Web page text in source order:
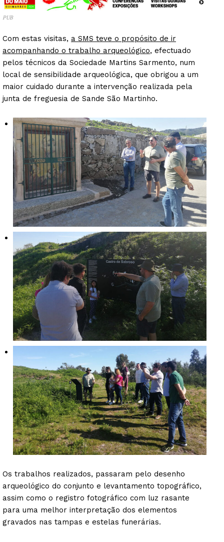
PUB
Com estas visitas, a SMS teve o propósito de ir
acompanhando o trabalho arqueológico, efectuado
pelos técnicos da Sociedade Martins Sarmento, num
local de sensibilidade arqueológica, que obrigou a um
maior cuidado durante a intervenção realizada pela
junta de freguesia de Sande São Martinho.
Os trabalhos realizados, passaram pelo desenho
arqueológico do conjunto e levantamento topográfico,
assim como o registro fotográfico com luz rasante
para uma melhor interpretação dos elementos
gravados nas tampas e estelas funerárias.